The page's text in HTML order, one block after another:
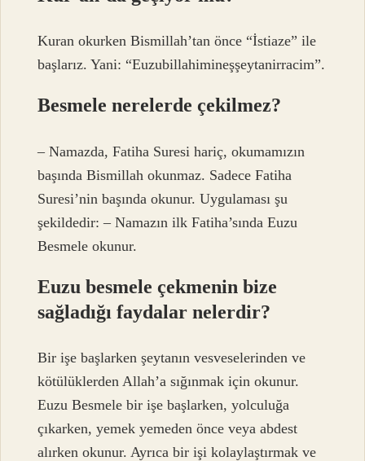
Kuran okurken Bismillah’tan önce “İstiaze” ile
başlarız. Yani: “Euzubillahimineşşeytanirracim”.
Besmele nerelerde çekilmez?
– Namazda, Fatiha Suresi hariç, okumamızın
başında Bismillah okunmaz. Sadece Fatiha
Suresi’nin başında okunur. Uygulaması şu
şekildedir: – Namazın ilk Fatiha’sında Euzu
Besmele okunur.
Euzu besmele çekmenin bize
sağladığı faydalar nelerdir?
Bir işe başlarken şeytanın vesveselerinden ve
kötülüklerden Allah’a sığınmak için okunur.
Euzu Besmele bir işe başlarken, yolculuğa
çıkarken, yemek yemeden önce veya abdest
alırken okunur. Ayrıca bir işi kolaylaştırmak ve